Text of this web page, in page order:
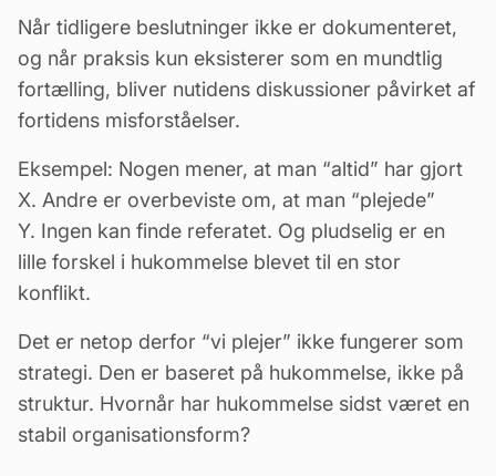
Når tidligere beslutninger ikke er dokumenteret,
og når praksis kun eksisterer som en mundtlig
fortælling, bliver nutidens diskussioner påvirket af
fortidens misforståelser.
Eksempel: Nogen mener, at man “altid” har gjort
X. Andre er overbeviste om, at man “plejede”
Y. Ingen kan finde referatet. Og pludselig er en
lille forskel i hukommelse blevet til en stor
konflikt.
Det er netop derfor “vi plejer” ikke fungerer som
strategi. Den er baseret på hukommelse, ikke på
struktur. Hvornår har hukommelse sidst været en
stabil organisationsform?